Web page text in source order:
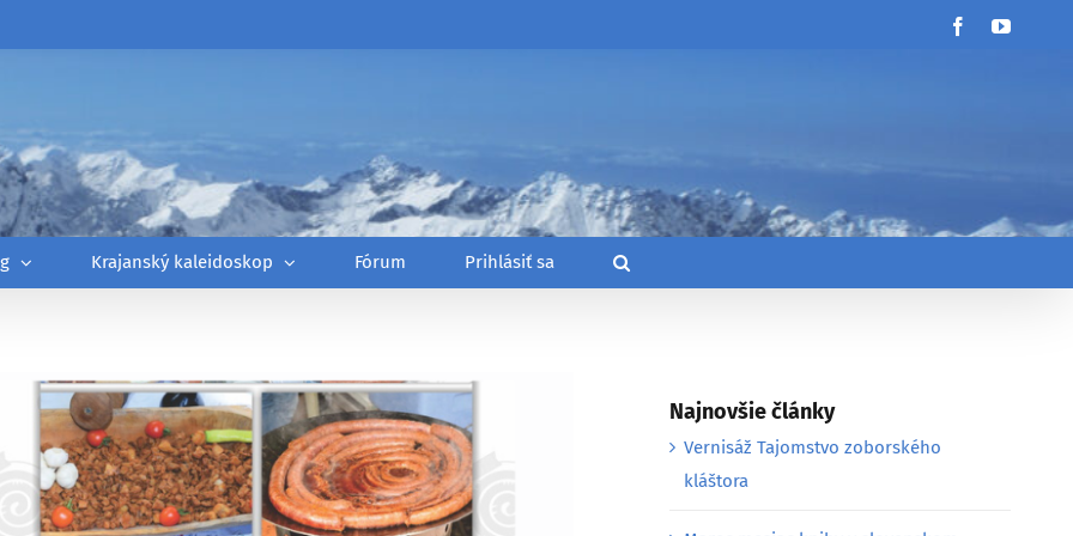
Facebook
Krajanský kaleidoskop Fórum Prihlásiť sa
Najnovšie články
Vernisáž Tajomstvo zoborského
kláštora